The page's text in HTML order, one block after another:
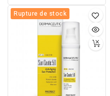
hydratant et apaisant aux
lipo-aminoacides et à
l’urée. Nettoyage
physiologique idéal pour
cuirs chevelus sensibles
et cheveux fins.
Rupture de stock